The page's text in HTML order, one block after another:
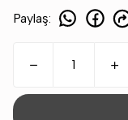
Paylaş: